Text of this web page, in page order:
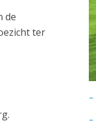
de
ter